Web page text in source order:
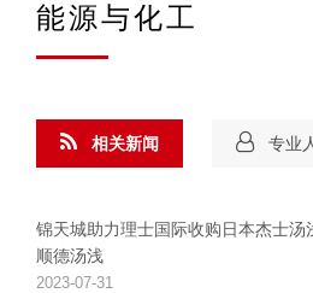
能源与化工
相关新闻
锦天城助力理士国际收购日本杰士汤
顺德汤浅
2023-07-31
专业